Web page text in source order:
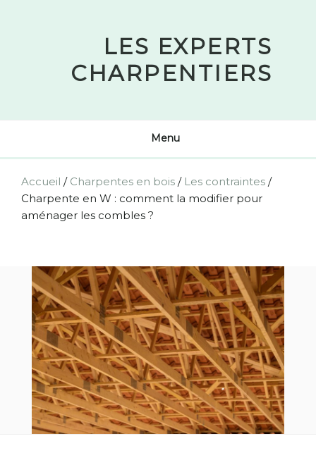
LES EXPERTS
CHARPENTIERS
Menu
Accueil / Charpentes en bois / Les contraintes /
Charpente en W : comment la modifier pour
aménager les combles ?